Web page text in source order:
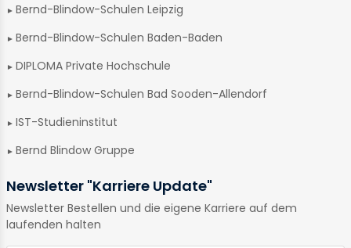
Bernd-Blindow-Schulen Leipzig
Bernd-Blindow-Schulen Baden-Baden
DIPLOMA Private Hochschule
Bernd-Blindow-Schulen Bad Sooden-Allendorf
IST-Studieninstitut
Bernd Blindow Gruppe
Newsletter "Karriere Update"
Newsletter Bestellen und die eigene Karriere auf dem
laufenden halten